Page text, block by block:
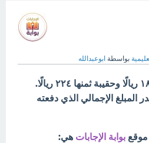
بواسطة ابوعبدالله
اشترت سارة هاتفًا ثمنه ١٨٧ ريالًا وحقيبة ثمنها ٢٢٤ ريالًا.
الإجمالي الذي دفعته
موقع بوابة الإجابات هي: